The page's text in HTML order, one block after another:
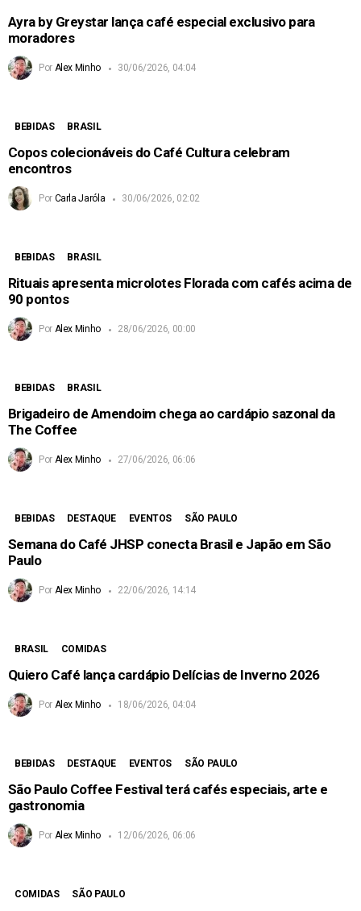
Ayra by Greystar lança café especial exclusivo para
moradores
Por Alex Minho 30/06/2026, 04:04
BEBIDAS BRASIL
Copos colecionáveis do Café Cultura celebram
encontros
Por Carla Jaróla 30/06/2026, 02:02
BEBIDAS BRASIL
Rituais apresenta microlotes Florada com cafés acima de
90 pontos
Por Alex Minho 28/06/2026, 00:00
BEBIDAS BRASIL
Brigadeiro de Amendoim chega ao cardápio sazonal da
The Coffee
Por Alex Minho 27/06/2026, 06:06
BEBIDAS DESTAQUE EVENTOS SÃO PAULO
Semana do Café JHSP conecta Brasil e Japão em São
Paulo
Por Alex Minho 22/06/2026, 14:14
BRASIL COMIDAS
Quiero Café lança cardápio Delícias de Inverno 2026
Por Alex Minho 18/06/2026, 04:04
BEBIDAS DESTAQUE EVENTOS SÃO PAULO
São Paulo Coffee Festival terá cafés especiais, arte e
gastronomia
Por Alex Minho 12/06/2026, 06:06
COMIDAS SÃO PAULO